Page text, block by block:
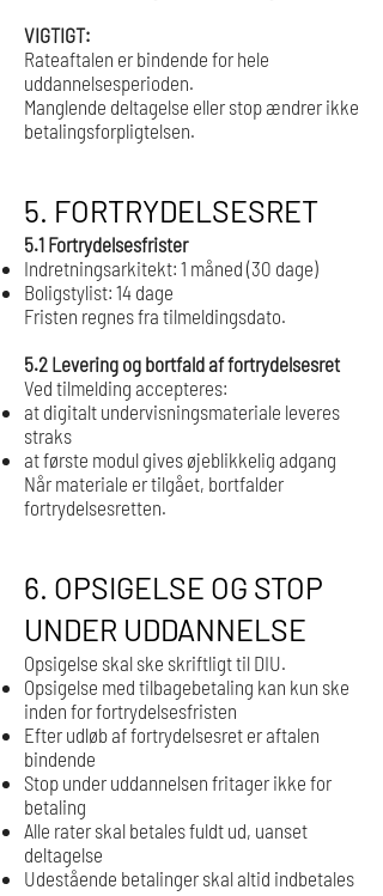
VIGTIGT:
Rateaftalen er bindende for hele
uddannelsesperioden.
Manglende deltagelse eller stop ændrer ikke
betalingsforpligtelsen.
5. FORTRYDELSESRET
5.1 Fortrydelsesfrister
Indretningsarkitekt: 1 måned (30 dage)
Boligstylist: 14 dage
Fristen regnes fra tilmeldingsdato.
5.2 Levering og bortfald af fortrydelsesret
Ved tilmelding accepteres:
at digitalt undervisningsmateriale leveres
straks
at første modul gives øjeblikkelig adgang
Når materiale er tilgået, bortfalder
fortrydelsesretten.
6. OPSIGELSE OG STOP
UNDER UDDANNELSE
Opsigelse skal ske skriftligt til DIU.
Opsigelse med tilbagebetaling kan kun ske
inden for fortrydelsesfristen
Efter udløb af fortrydelsesret er aftalen
bindende
Stop under uddannelsen fritager ikke for
betaling
Alle rater skal betales fuldt ud, uanset
deltagelse
Udestående betalinger skal altid indbetales